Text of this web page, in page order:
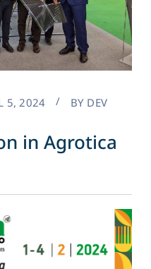
5, 2024 BY DEV
in Agrotica